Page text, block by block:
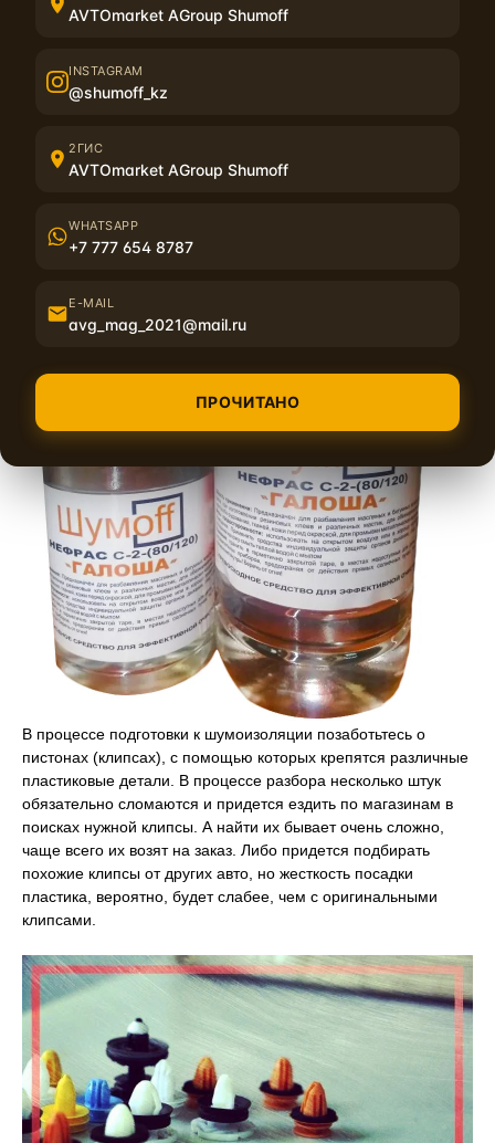
В процессе подготовки к шумоизоляции позаботьтесь о
пистонах (клипсах), с помощью которых крепятся различные
пластиковые детали. В процессе разбора несколько штук
обязательно сломаются и придется ездить по магазинам в
поисках нужной клипсы. А найти их бывает очень сложно,
чаще всего их возят на заказ. Либо придется подбирать
похожие клипсы от других авто, но жесткость посадки
пластика, вероятно, будет слабее, чем с оригинальными
клипсами.
AVTOmarket AGroup Shumoff
INSTAGRAM
@shumoff_kz
2ГИС
AVTOmarket AGroup Shumoff
WHATSAPP
+7 777 654 8787
E-MAIL
avg_mag_2021@mail.ru
ПРОЧИТАНО